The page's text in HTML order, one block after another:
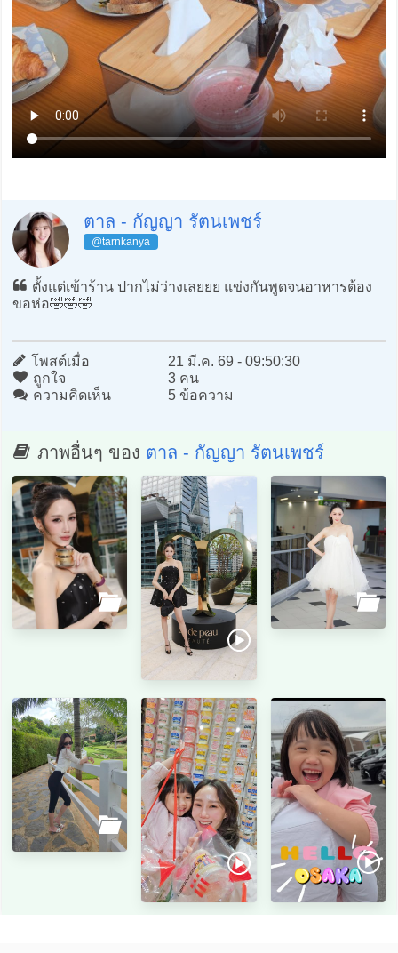
ตาล - กัญญา รัตนเพชร์
@tarnkanya
ตั้งแต่เข้าร้าน ปากไม่ว่างเลยยย แข่งกันพูดจนอาหารต้อง
ขอห่อ🤣🤣🤣
โพสต์เมื่อ
21 มี.ค. 69 - 09:50:30
ถูกใจ
3 คน
ความคิดเห็น
5 ข้อความ
ภาพอื่นๆ ของ ตาล - กัญญา รัตนเพชร์